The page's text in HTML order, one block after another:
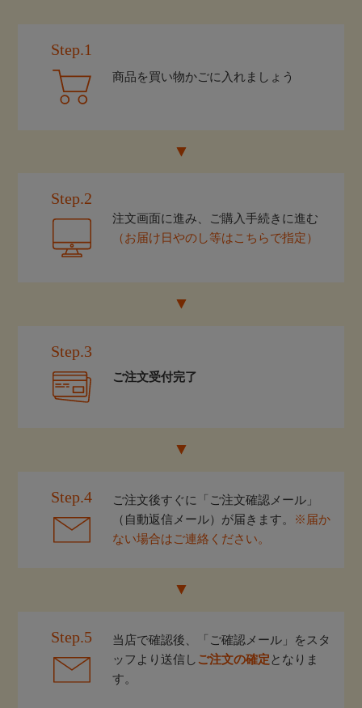
Step.1
商品を買い物かごに入れましょう
Step.2
注文画面に進み、ご購入手続きに進む
（お届け日やのし等はこちらで指定）
Step.3
ご注文受付完了
Step.4
ご注文後すぐに「ご注文確認メール」
（自動返信メール）が届きます。
※届か
ない場合はご連絡ください。
Step.5
当店で確認後、「ご確認メール」をスタ
ッフより送信し ご注文の確定となりま
す。